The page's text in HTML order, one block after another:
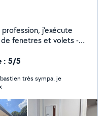
placards - service de
types de
sérieux A votre
: 5/5
très sympa. je